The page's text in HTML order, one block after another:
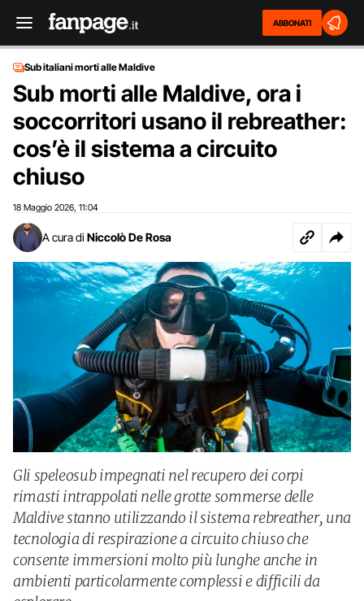
ABBONATI
Sub italiani morti alle Maldive
Sub morti alle Maldive, ora i
soccorritori usano il rebreather:
cos’è il sistema a circuito
chiuso
18 Maggio 2026 11:04
A cura di Niccolò De Rosa
Gli speleosub impegnati nel recupero dei corpi
rimasti intrappolati nelle grotte sommerse delle
Maldive stanno utilizzando il sistema rebreather, una
tecnologia di respirazione a circuito chiuso che
consente immersioni molto più lunghe anche in
ambienti particolarmente complessi e difficili da